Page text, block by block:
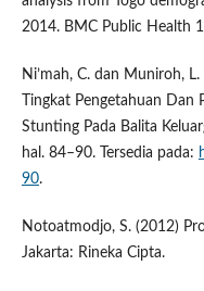
2014. BMC Public Health
Ni’mah, C. dan Muniroh,
Tingkat Pengetahuan
Stunting Pada Balita
hal. 84–90. Tersedia pada:
90.
Notoatmodjo, S. (2012)
Jakarta: Rineka Cipta.